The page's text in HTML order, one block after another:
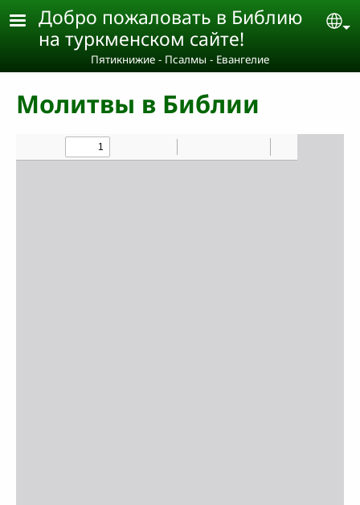
Skip to main content
Добро пожаловать в Библию
на туркменском сайте!
Пятикнижие - Псалмы - Евангелие
Молитвы в Библии